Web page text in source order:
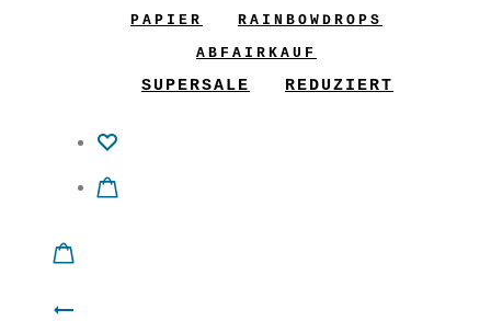
PAPIER
RAINBOWDROPS
ABFAIRKAUF
SUPERSALE REDUZIERT